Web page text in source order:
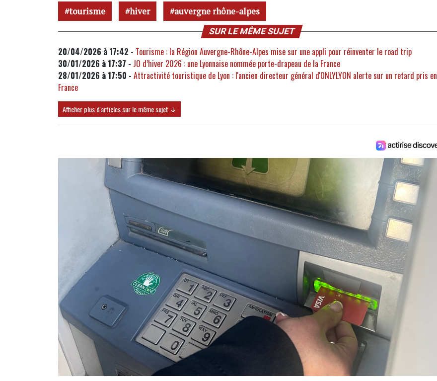
tourisme hiver auvergne rhône-alpes
SUR LE MÊME SUJET
20/04/2026 à 17:42 - Tourisme : la Région Auvergne-Rhône-Alpes mise sur une appli pour réinventer le road trip
30/01/2026 à 17:37 - JO d’hiver 2026 : une Lyonnaise nommée porte-drapeau de la France
28/01/2026 à 17:50 - Attractivité touristique de Lyon : l'ancien directeur général d'ONLYLYON alerte sur un retard pris en
France
Afficher plus d'articles sur le même sujet ↓